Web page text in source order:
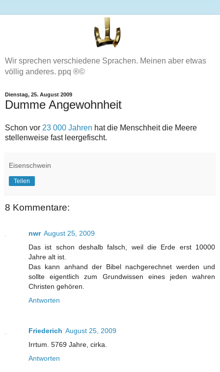
Wir sprechen verschiedene Sprachen. Meinen aber etwas
völlig anderes. ppq ®©
Dienstag, 25. August 2009
Dumme Angewohnheit
Schon vor 23 000 Jahren hat die Menschheit die Meere
stellenweise fast leergefischt.
Eisenschwein
Teilen
8 Kommentare:
nwr August 25, 2009
Das ist schon deshalb falsch, weil die Erde erst 10000
Jahre alt ist.
Das kann anhand der Bibel nachgerechnet werden und
sollte eigentlich zum Grundwissen eines jeden wahren
Christen gehören.
Antworten
Friederich August 25, 2009
Irrtum. 5769 Jahre, cirka.
Antworten